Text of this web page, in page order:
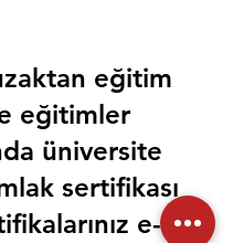
eğitim
eğitimler
üniversite
sertifikası
e-